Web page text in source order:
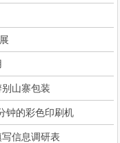
山寨包装
钟的彩色印刷机
信息调研表